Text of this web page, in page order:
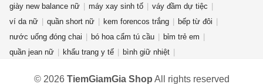
giày new balance nữ
máy xay sinh tố
váy đầm dự tiệc
ví da nữ
quần short nữ kem forencos trắng
bếp từ đôi
nước uống đóng chai
bó hoa cẩm tú cầu
bỉm trẻ em
quần jean nữ
khẩu trang y tế
bình giữ nhiệt
© 2026 TiemGiamGia Shop All rights reserved